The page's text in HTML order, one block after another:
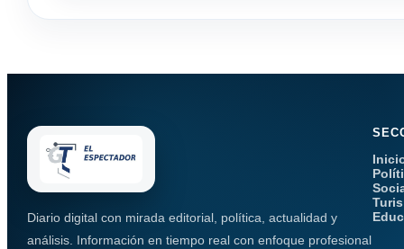
Diario digital con mirada editorial, política, actualidad y
análisis. Información en tiempo real con enfoque profesional